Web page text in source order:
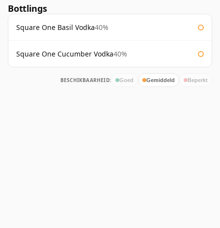
Bottlings
Square One Basil Vodka40%
Square One Cucumber Vodka40%
BESCHIKBAARHEID: Goed Gemiddeld Beperkt